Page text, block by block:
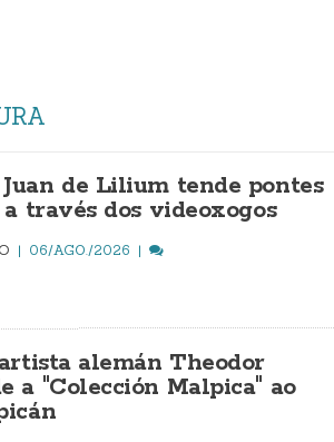
de Lilium tende pontes
través dos videoxogos
06/AGO./2026
alemán Theodor
a "Colección Malpica" ao